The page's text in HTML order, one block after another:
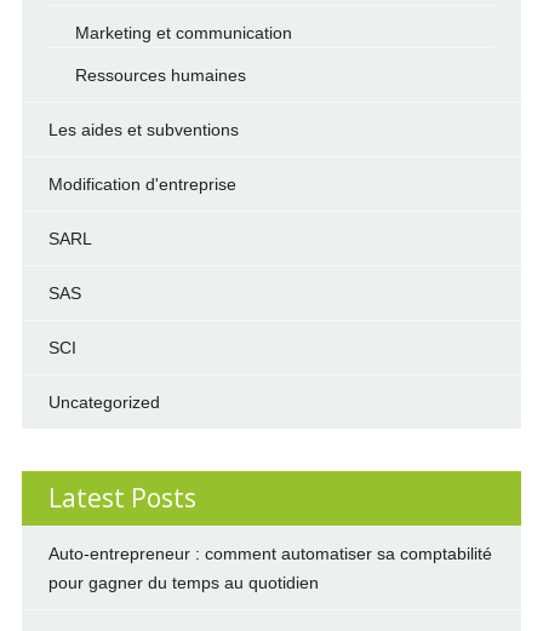
Marketing et communication
Ressources humaines
Les aides et subventions
Modification d'entreprise
SARL
SAS
SCI
Uncategorized
Latest Posts
Auto-entrepreneur : comment automatiser sa comptabilité
pour gagner du temps au quotidien